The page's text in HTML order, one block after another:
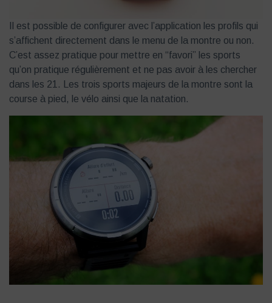
Il est possible de configurer avec l’application les profils qui
s’affichent directement dans le menu de la montre ou non.
C’est assez pratique pour mettre en “favori” les sports
qu’on pratique régulièrement et ne pas avoir à les chercher
dans les 21. Les trois sports majeurs de la montre sont la
course à pied, le vélo ainsi que la natation.